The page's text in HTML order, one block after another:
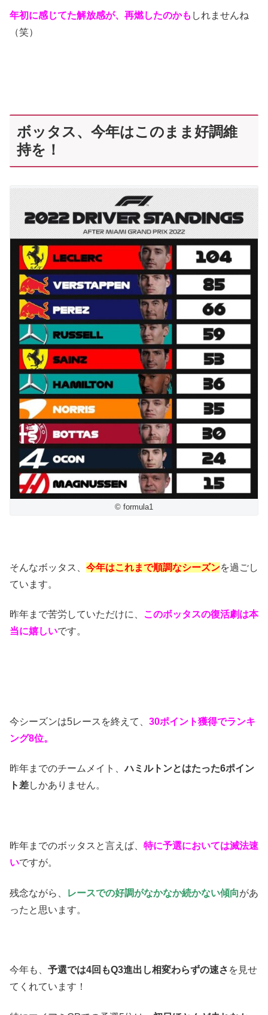
年初に感じてた解放感が、再燃したのかも しれませんね
（笑）
ボッタス、今年はこのまま好調維
持を！
© formula1
そんなボッタス、 今年はこれまで順調なシーズンを過ごし
ています。
昨年まで苦労していただけに、 このボッタスの復活劇は本
当に嬉しいです。
今シーズンは5レースを終えて、 30ポイント獲得でランキ
ング8位。
昨年までのチームメイト、ハミルトンとはたった6ポイン
ト差しかありません。
昨年までのボッタスと言えば、 特に予選においては滅法速
いですが。
残念ながら、 レースでの好調がなかなか続かない傾向があ
ったと思います。
今年も、 予選では4回もQ3進出し相変わらずの速さ を見せ
てくれています！